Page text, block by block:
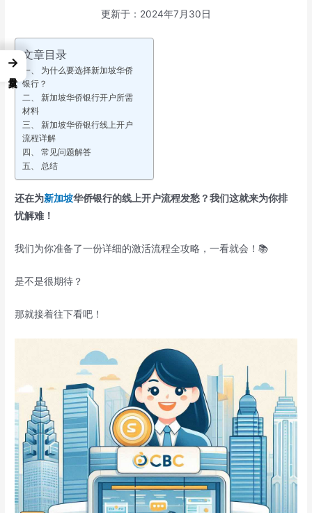
更新于：2024年7月30日
文章目录
一、 为什么要选择新加坡华侨
银行？
二、 新加坡华侨银行开户所需
材料
三、 新加坡华侨银行线上开户
流程详解
四、 常见问题解答
五、 总结
还在为新加坡华侨银行的线上开户流程发愁？我们这就来为你排
忧解难！
我们为你准备了一份详细的激活流程全攻略，一看就会！📚
是不是很期待？
那就接着往下看吧！
→